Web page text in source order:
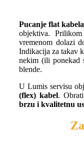
Pucanje flat kabela
objektiva.
vremenom dolazi
Indikacija za takav
nekim (ili ponekad
blende.
U Lumis servisu
(flex) kabel.
brzu i kvalitetnu